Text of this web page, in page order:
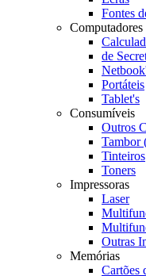
Fontes
Computadores
de
Portáteis
Tablet's
Consumíveis
Outros
Tambor
Tinteiros
Toners
Impressoras
Laser
Outras
Memórias
Cartões